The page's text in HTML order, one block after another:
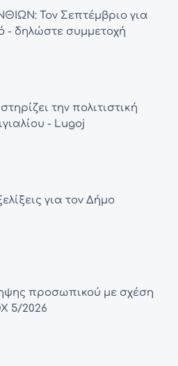
Τον Σεπτέμβριο για
- δηλώστε συμμετοχή
την πολιτιστική
- Lugoj
για τον Δήμο
προσωπικού με σχέση
5/2026